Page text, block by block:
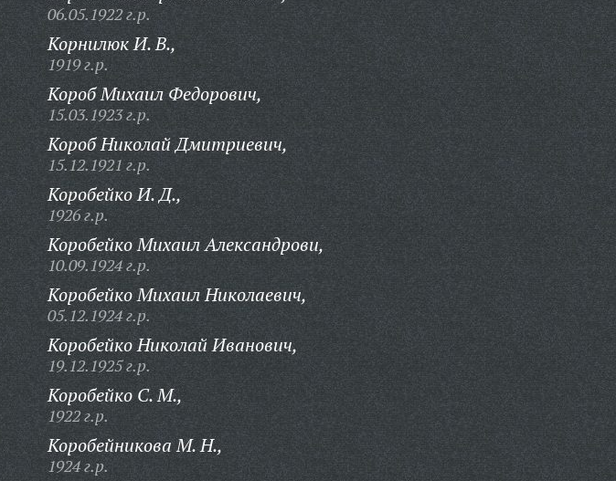
06.05.1922 г.р.
Корнилюк И. В.,
1919 г.р.
Короб Михаил Федорович,
15.03.1923 г.р.
Короб Николай Дмитриевич,
15.12.1921 г.р.
Коробейко И. Д.,
1926 г.р.
Коробейко Михаил Александрови,
10.09.1924 г.р.
Коробейко Михаил Николаевич,
05.12.1924 г.р.
Коробейко Николай Иванович,
19.12.1925 г.р.
Коробейко С. М.,
1922 г.р.
Коробейникова М. Н.,
1924 г.р.